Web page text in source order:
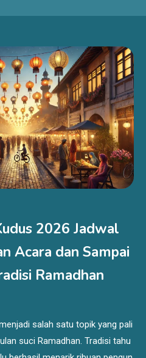
2026 Jadwal
Acara dan Sampai
Ramadhan
salah satu topik yang pali
suci Ramadhan. Tradisi tahu